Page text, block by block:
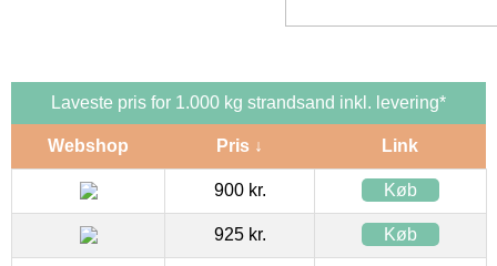
Laveste pris for 1.000 kg strandsand inkl. levering*
Webshop Pris ↓ Link
900 kr. Køb
925 kr. Køb